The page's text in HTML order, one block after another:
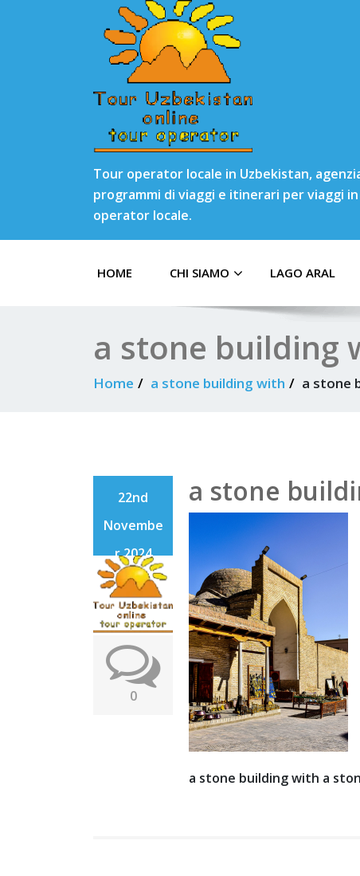
Tour operator locale in Uzbekistan,
programmi di viaggi e itinerari per viaggi
operator locale.
HOME CHI SIAMO LAGO ARAL
a stone building
Home a stone building with a stone
22nd
Novembe
r 2024
0
a stone
a stone building with a